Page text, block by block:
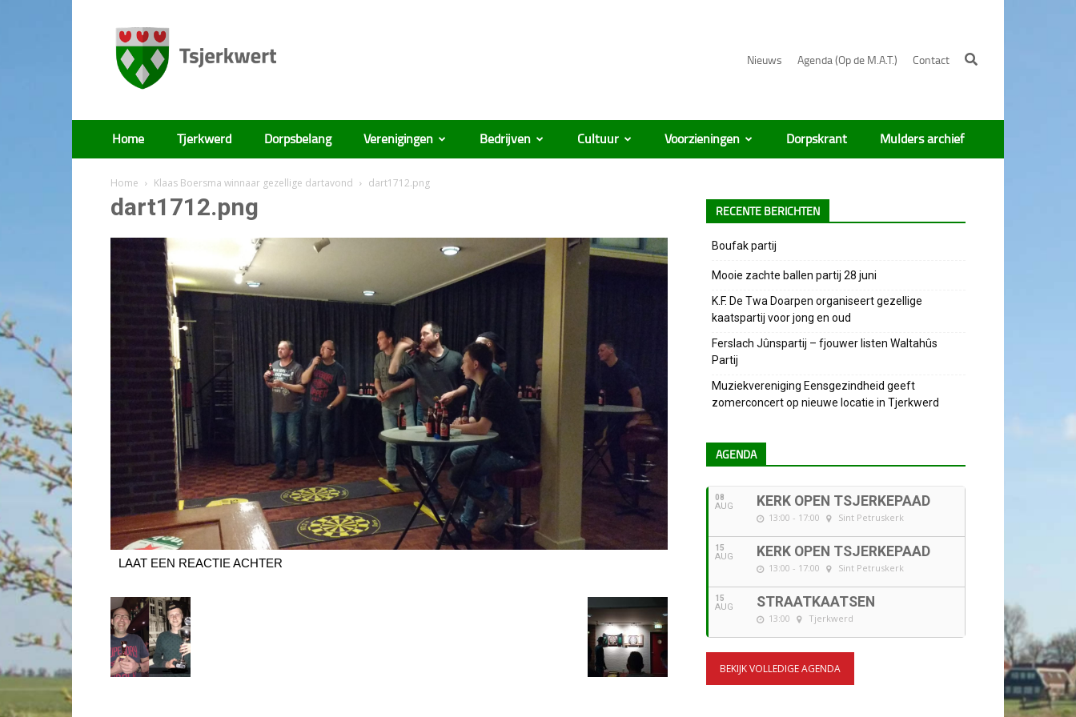
Nieuws Agenda (Op de M.A.T.) Contact
Tsjerkwert
Home Tjerkwerd Dorpsbelang Verenigingen Bedrijven Cultuur Voorzieningen Dorpskrant Mulders archief
Home Klaas Boersma winnaar gezellige dartavond dart1712.png
dart1712.png
LAAT EEN REACTIE ACHTER
RECENTE BERICHTEN
Boufak partij
Mooie zachte ballen partij 28 juni
K.F. De Twa Doarpen organiseert gezellige
kaatspartij voor jong en oud
Ferslach Jûnspartij – fjouwer listen Waltahûs
Partij
Muziekvereniging Eensgezindheid geeft
zomerconcert op nieuwe locatie in Tjerkwerd
AGENDA
08
AUG KERK OPEN TSJERKEPAAD
13:00 - 17:00 Sint Petruskerk
15
AUG KERK OPEN TSJERKEPAAD
13:00 - 17:00 Sint Petruskerk
15
AUG STRAATKAATSEN
13:00 Tjerkwerd
BEKIJK VOLLEDIGE AGENDA